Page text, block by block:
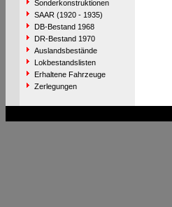
Sonderkonstruktionen
SAAR (1920 - 1935)
DB-Bestand 1968
DR-Bestand 1970
Auslandsbestände
Lokbestandslisten
Erhaltene Fahrzeuge
Zerlegungen